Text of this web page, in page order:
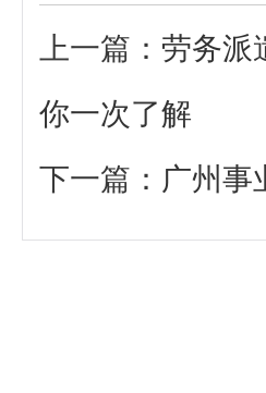
上一篇： 劳务派
你一次了解
下一篇： 广州事